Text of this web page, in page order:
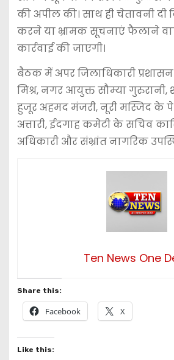
की अपील की। साथ ही चेतावनी दी
करने या भ्रामक सूचनाएं फैलाने
कार्रवाई की जाएगी।
बैठक में अपर जिलाधिकारी
मिश्र, नगर आयुक्त सौम्या गुरुरानी,
हुजूर अहमद मंजरी, नूरी मस्जिद के
अत्तारी, ईदगाह कमेटी के सचिव
अधिकारी और संभ्रांत नागरिक
Ten News One
Share this:
Facebook X
Like this: